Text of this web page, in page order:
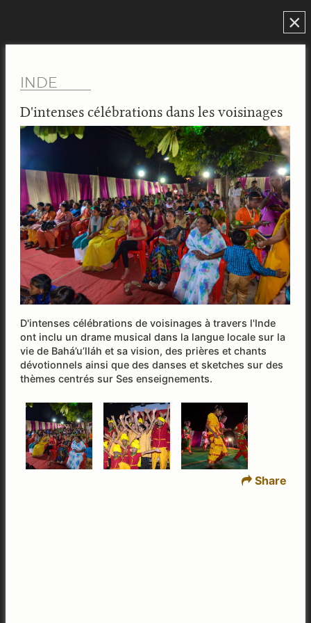
×
INDE
D'intenses célébrations dans les voisinages
D'intenses célébrations de voisinages à travers l'Inde
ont inclu un drame musical dans la langue locale sur la
vie de Bahá’u’lláh et sa vision, des prières et chants
dévotionnels ainsi que des danses et sketches sur des
thèmes centrés sur Ses enseignements.
Share